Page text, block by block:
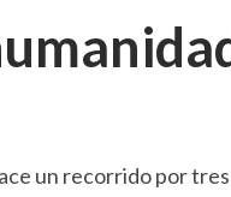
un recorrido por tres